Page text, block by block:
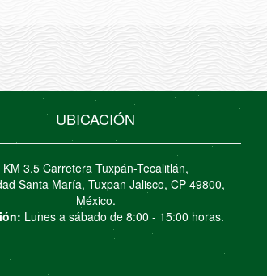
UBICACIÓN
KM 3.5 Carretera Tuxpán-Tecalitlán,
Santa María, Tuxpan Jalisco, CP 49800,
México.
Lunes a sábado de 8:00 - 15:00 horas.